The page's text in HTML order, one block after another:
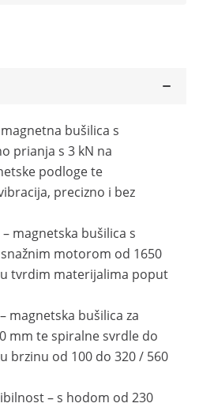
bušilica s
prianja s 3 kN na
podloge te
precizno i bez
magnetska bušilica s
motorom od 1650
tvrdim materijalima poput
magnetska bušilica za
mm te spiralne svrdle do
brzinu od 100 do 320 / 560
– s hodom od 230